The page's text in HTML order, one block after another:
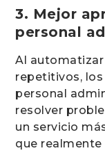
3. Mejor
personal
Al
repetitivos,
personal
resolver
un servicio
que realmente